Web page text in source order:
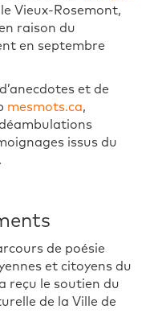
Vieux-Rosemont,
raison du
en septembre
et de
mesmots.ca,
issus du
de poésie
et citoyens du
reçu le soutien du
de la Ville de